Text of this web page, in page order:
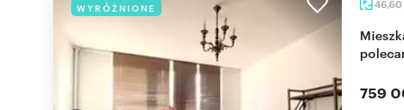
WYRÓŻNIONE 46,60
Mieszkanie 46,6 m² na Mokotowie, do remontu -
759